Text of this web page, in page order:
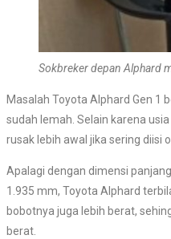
Sokbreker depan Alphard
Masalah Toyota Alphard Gen 1
sudah lemah. Selain karena
rusak lebih awal jika sering diisi
Apalagi dengan dimensi
1.935 mm, Toyota Alphard
bobotnya juga lebih berat,
berat.